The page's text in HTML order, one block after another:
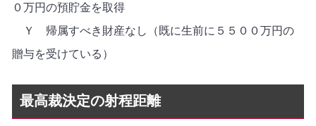
０万円の預貯金を取得
Ｙ 帰属すべき財産なし（既に生前に５５００万円の
贈与を受けている）
最高裁決定の射程距離